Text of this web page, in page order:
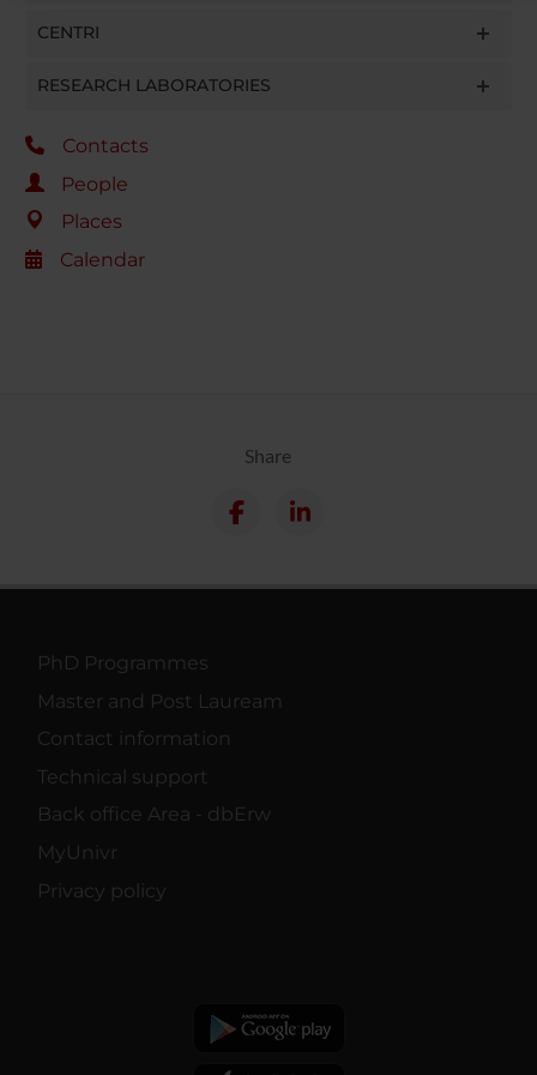
CENTRI
RESEARCH LABORATORIES
Contacts
People
Places
Calendar
Share
PhD Programmes
Master and Post Lauream
Contact information
Technical support
Back office Area - dbErw
MyUnivr
Privacy policy